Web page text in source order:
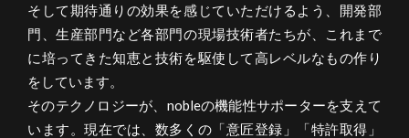
そして期待通りの効果を感じていただけるよう、開発部
門、生産部門など各部門の現場技術者たちが、これまで
に培ってきた知恵と技術を駆使して高レベルなもの作り
をしています。
そのテクノロジーが、nobleの機能性サポーターを支えて
います。現在では、数多くの「意匠登録」「特許取得」